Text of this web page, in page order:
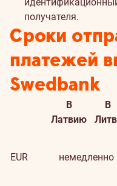
получателя.
Сроки
платежей
Swedbank
В
Латвию
В
EUR немедленно